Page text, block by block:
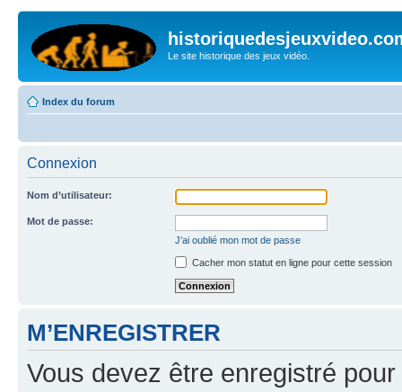
Le site historique des jeux vidéo.
Index du forum
Connexion
Nom d’utilisateur:
Mot de passe:
J’ai oublié mon mot de passe
Cacher mon statut en ligne pour cette session
M’ENREGISTRER
Vous devez être enregistré